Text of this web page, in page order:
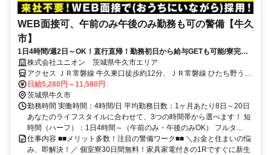
WEB面接可、午前のみ午後のみ勤務も可の警備【牛久
市】
1日4時間/週2日～OK！直行直帰！勤務初日から給与GETも可能/寮完備
＆携帯貸与♪
株式会社ユニオン 茨城県牛久市エリア
アクセス ＪＲ常磐線 牛久東口徒歩約12分、ＪＲ常磐線 ひたち野うし
く東口徒歩約47分、ＪＲ常磐線 龍ケ崎市西口徒歩約75分 茨城県牛久
市エリア
日給5,280円～11,580円
茨城県牛久市
勤務時間 実働時間：4時間/日 平均勤務日数：1ヶ月あたり8日～20日
あなたのライフスタイルに合わせて、3つの時間帯から選べます！ 短
時間（ハーフ）：1日4時間～（午前のみ・午後のみOK） フルタ...
仕事内容 ■■メリット多数！注目の警備ワーク■■ ＼お金と住まいの悩
み、即解決！／ 個室寮30日間無料！家具家電付きの1Rですぐに新生